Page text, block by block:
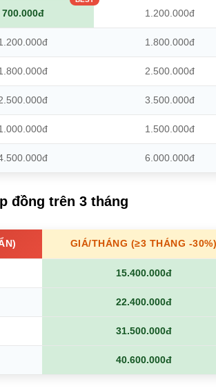
700.000đ 1.200.000đ
1.800.000đ
2.500.000đ
3.500.000đ
1.500.000đ
6.000.000đ
đồng trên 3 tháng
GIÁ/THÁNG (≥3 THÁNG -30%)
15.400.000đ
22.400.000đ
31.500.000đ
40.600.000đ